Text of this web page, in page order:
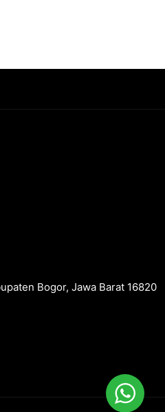
Bogor, Jawa Barat 16820